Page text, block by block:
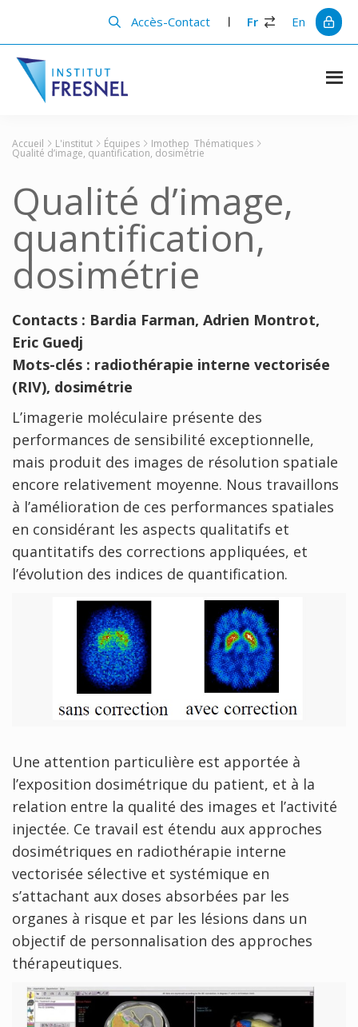
principal
barre
principale
Accès-Contact Fr En
Institut
en
photonique
Accueil L'institut Équipes Imothep Thématiques
Qualité d’image, quantification, dosimétrie
Qualité d’image,
quantification,
dosimétrie
Contacts : Bardia Farman, Adrien Montrot,
Eric Guedj
Mots-clés : radiothérapie interne vectorisée
(RIV), dosimétrie
L’imagerie moléculaire présente des
performances de sensibilité exceptionnelle,
mais produit des images de résolution spatiale
encore relativement moyenne. Nous travaillons
à l’amélioration de ces performances spatiales
en considérant les aspects qualitatifs et
quantitatifs des corrections appliquées, et
l’évolution des indices de quantification.
Une attention particulière est apportée à
l’exposition dosimétrique du patient, et à la
relation entre la qualité des images et l’activité
injectée. Ce travail est étendu aux approches
dosimétriques en radiothérapie interne
vectorisée sélective et systémique en
s’attachant aux doses absorbées par les
organes à risque et par les lésions dans un
objectif de personnalisation des approches
thérapeutiques.